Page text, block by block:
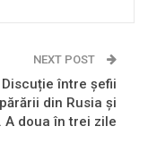
NEXT POST
Discuție între șefii
din Rusia și
A doua în trei zile